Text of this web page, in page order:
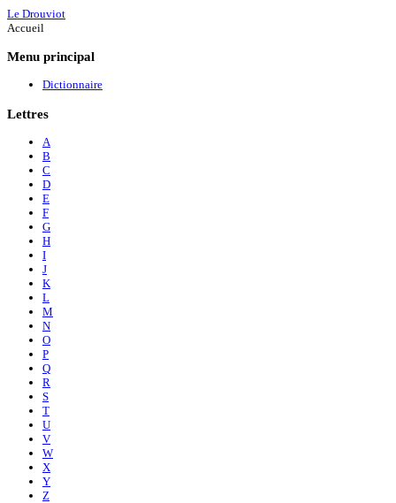
Le Drouviot
Accueil
Menu principal
Dictionnaire
Lettres
A
B
C
D
E
F
G
H
I
J
K
L
M
N
O
P
Q
R
S
T
U
V
W
X
Y
Z